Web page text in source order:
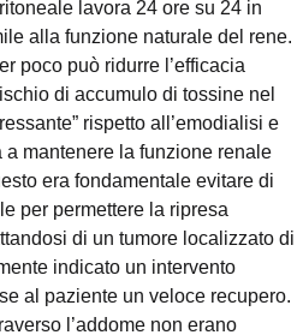
lavora 24 ore su 24 in
alla funzione naturale del rene.
poco può ridurre l’efficacia
di accumulo di tossine nel
rispetto all’emodialisi e
a mantenere la funzione renale
era fondamentale evitare di
per permettere la ripresa
di un tumore localizzato di
indicato un intervento
al paziente un veloce recupero.
l’addome non erano